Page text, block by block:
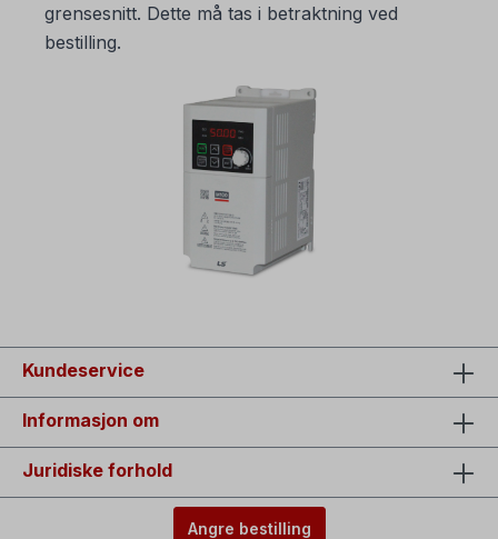
grensesnitt. Dette må tas i betraktning ved
bestilling.
Kundeservice
Informasjon om
Juridiske forhold
Angre bestilling